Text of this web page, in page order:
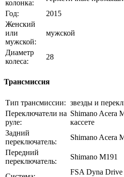
колонка:
Год:
2015
Женский
или
мужской:
мужской
Диаметр
колеса:
28
Трансмиссия
Тип трансмиссии: звезды и
Переключатели на
руле:
Shimano Acera
кассете
Задний
переключатель:
Shimano Acera
Передний
переключатель:
Shimano M191
FSA Dyna Drive